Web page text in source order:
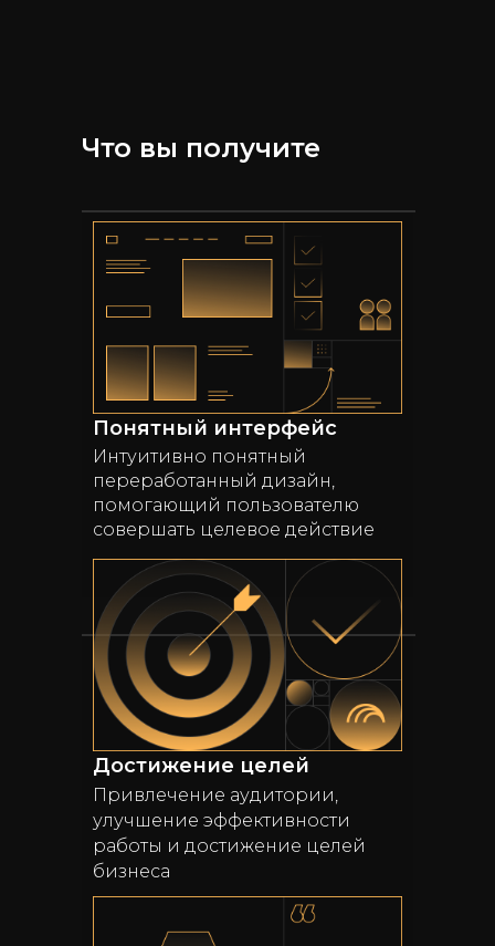
Что вы получите
Понятный интерфейс
Интуитивно понятный
переработанный дизайн,
помогающий пользователю
совершать целевое действие
Достижение целей
Привлечение аудитории,
улучшение эффективности
работы и достижение целей
бизнеса